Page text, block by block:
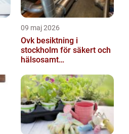
09 maj 2026
Ovk besiktning i
stockholm för säkert och
hälsosamt